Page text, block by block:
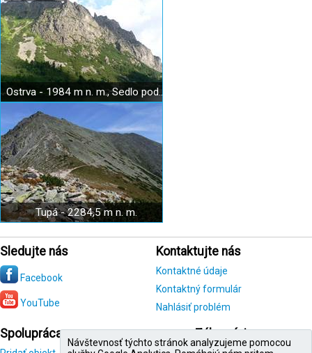
Ostrva - 1984 m n. m., Sedlo pod Ostrvou
Tupá - 2284,5 m n. m.
Sledujte nás
Facebook
YouTube
Kontaktujte nás
Kontaktné údaje
Kontaktný formulár
Nahlásiť problém
Spolupráca Zákazníci
Návštevnosť týchto stránok analyzujeme pomocou